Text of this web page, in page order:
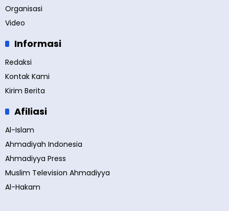
Organisasi
Video
Informasi
Redaksi
Kontak Kami
Kirim Berita
Afiliasi
Al-Islam
Ahmadiyah Indonesia
Ahmadiyya Press
Muslim Television Ahmadiyya
Al-Hakam